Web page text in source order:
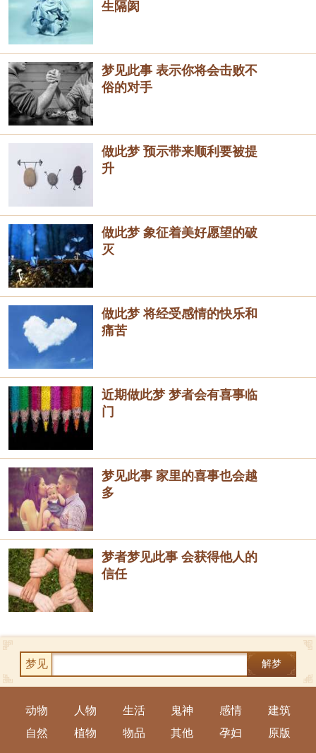
生隔阂
梦见此事 表示你将会击败不
俗的对手
做此梦 预示带来顺利要被提
升
做此梦 象征着美好愿望的破
灭
做此梦 将经受感情的快乐和
痛苦
近期做此梦 梦者会有喜事临
门
梦见此事 家里的喜事也会越
多
梦者梦见此事 会获得他人的
信任
梦见 解梦
动物 人物 生活 鬼神 感情
建筑
自然
植物 物品 其他 孕妇 原版